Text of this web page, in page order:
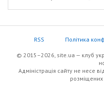
RSS Політика
© 2015–2026, site.ua — клуб
Адміністрація сайту не несе